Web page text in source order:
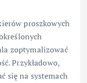
proszkowych
zoptymalizować
Przykładowo,
się na systemach